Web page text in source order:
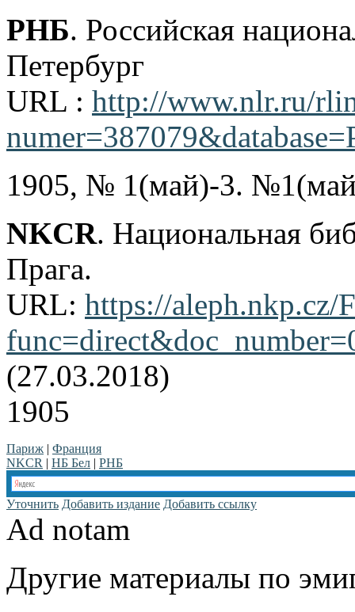
РНБ. Российская
Петербург
URL : http://www.nlr.ru/
1905, № 1(май)-3.
NKCR. Национальная
Прага.
URL: https://aleph.nkp.cz/
(27.03.2018)
1905
Париж | Франция
NKCR | НБ Бел | РНБ
Уточнить Добавить издание Добавить ссылку
Ad notam
Другие материалы по